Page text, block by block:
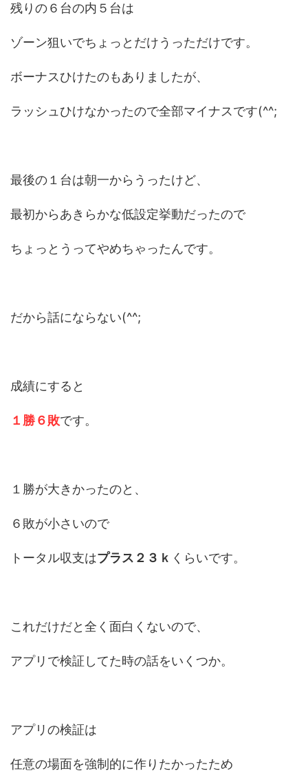
残りの６台の内５台は
ゾーン狙いでちょっとだけうっただけです。
ボーナスひけたのもありましたが、
ラッシュひけなかったので全部マイナスです(^^;
最後の１台は朝一からうったけど、
最初からあきらかな低設定挙動だったので
ちょっとうってやめちゃったんです。
だから話にならない(^^;
成績にすると
１勝６敗です。
１勝が大きかったのと、
６敗が小さいので
トータル収支はプラス２３ｋ くらいです。
これだけだと全く面白くないので、
アプリで検証してた時の話をいくつか。
アプリの検証は
任意の場面を強制的に作りたかったため